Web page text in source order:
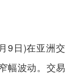
9日)在亚洲交
幅波动。交易